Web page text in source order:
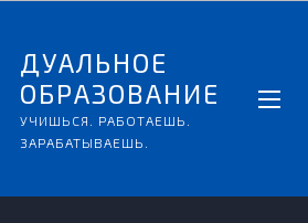
ДУАЛЬНОЕ
ОБРАЗОВАНИЕ
УЧИШЬСЯ. РАБОТАЕШЬ.
ЗАРАБАТЫВАЕШЬ.